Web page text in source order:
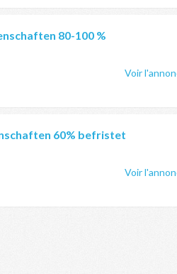
80-100 %
Voir
60% befristet
Voir